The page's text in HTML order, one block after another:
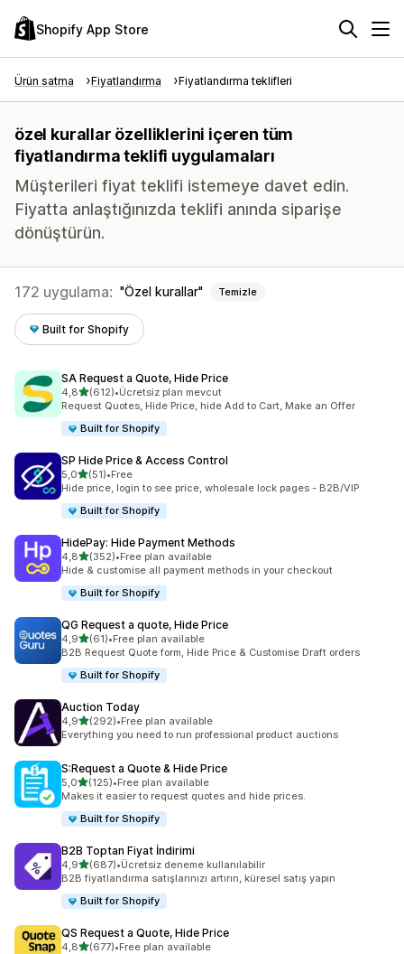
Shopify App Store
Ürün satma Fiyatlandırma Fiyatlandırma teklifleri
özel kurallar özelliklerini içeren tüm
fiyatlandırma teklifi uygulamaları
Müşterileri fiyat teklifi istemeye davet edin.
Fiyatta anlaştığınızda teklifi anında siparişe
dönüştürün.
172 uygulama: Özel kurallar Temizle
Built for Shopify
SA Request a Quote, Hide Price
4,85 yıldız üzerinden
(612)
toplam 612 değerlendirme
•Ücretsiz plan mevcut
Request Quotes, Hide Price, hide Add to Cart, Make an Offer
Built for Shopify
SP Hide Price & Access Control
5,05 yıldız üzerinden
(51)
toplam 51 değerlendirme
•Free
Hide price, login to see price, wholesale lock pages - B2B/VIP
Built for Shopify
HidePay: Hide Payment Methods
4,85 yıldız üzerinden
(352)
toplam 352 değerlendirme
•Free plan available
Hide & customise all payment methods in your checkout
Built for Shopify
QG Request a quote, Hide Price
4,95 yıldız üzerinden
(61)
toplam 61 değerlendirme
•Free plan available
B2B Request Quote form, Hide Price & Customise Draft orders
Built for Shopify
Auction Today
4,95 yıldız üzerinden
(292)
toplam 292 değerlendirme
•Free plan available
Everything you need to run professional product auctions
S:Request a Quote & Hide Price
5,05 yıldız üzerinden
(125)
toplam 125 değerlendirme
•Free plan available
Makes it easier to request quotes and hide prices.
Built for Shopify
B2B Toptan Fiyat İndirimi
4,95 yıldız üzerinden
(687)
toplam 687 değerlendirme
•Ücretsiz deneme kullanılabilir
B2B fiyatlandırma satışlarınızı artırın, küresel satış yapın
Built for Shopify
QS Request a Quote, Hide Price
4,85 yıldız üzerinden
(677)•Free plan available